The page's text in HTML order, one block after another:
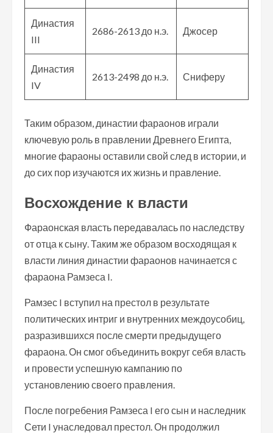
Династия
III
2686-2613 до н.э. Джосер
Династия
IV
2613-2498 до н.э. Сниферу
Таким образом, династии фараонов играли
ключевую роль в правлении Древнего Египта,
многие фараоны оставили свой след в истории, и
до сих пор изучаются их жизнь и правление.
Восхождение к власти
Фараонская власть передавалась по наследству
от отца к сыну. Таким же образом восходящая к
власти линия династии фараонов начинается с
фараона Рамзеса I.
Рамзес I вступил на престол в результате
политических интриг и внутренних междоусобиц,
разразившихся после смерти предыдущего
фараона. Он смог объединить вокруг себя власть
и провести успешную кампанию по
установлению своего правления.
После погребения Рамзеса I его сын и наследник
Сети I унаследовал престол. Он продолжил